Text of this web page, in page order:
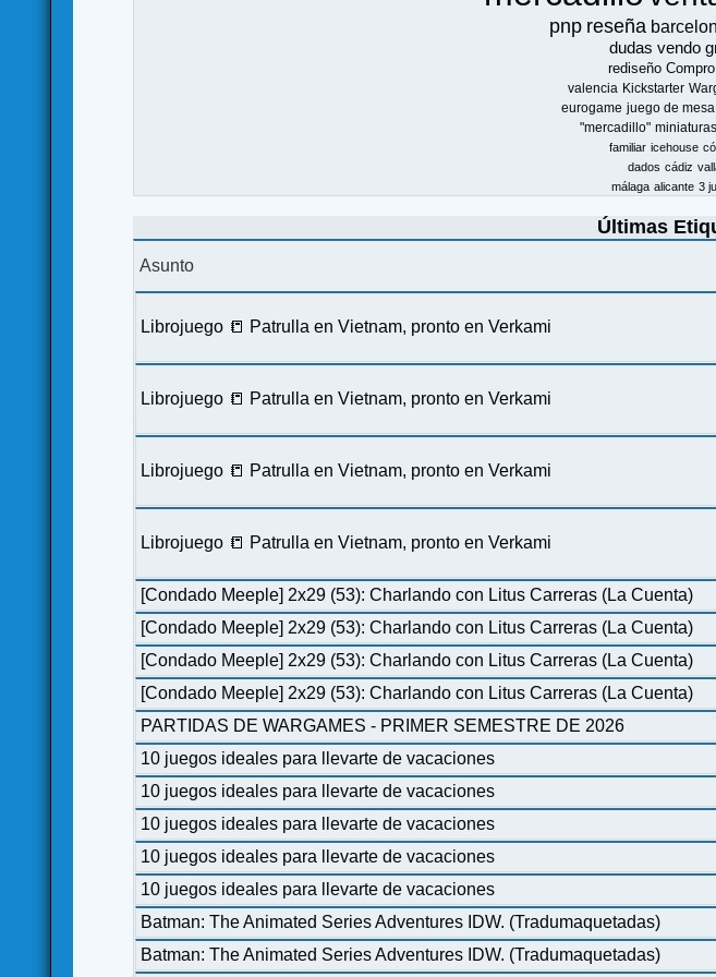
pnp reseña
dudas vendo
rediseño Compro
valencia Kickstarter
eurogame juego de mesa
"mercadillo" miniaturas
familiar icehouse
dados cádiz
málaga alicante 3
Últimas
Asunto
Librojuego 📒 Patrulla en Vietnam, pronto en Verkami
Librojuego 📒 Patrulla en Vietnam, pronto en Verkami
Librojuego 📒 Patrulla en Vietnam, pronto en Verkami
Librojuego 📒 Patrulla en Vietnam, pronto en Verkami
[Condado Meeple] 2x29 (53): Charlando con Litus Carreras (La Cuenta)
[Condado Meeple] 2x29 (53): Charlando con Litus Carreras (La Cuenta)
[Condado Meeple] 2x29 (53): Charlando con Litus Carreras (La Cuenta)
[Condado Meeple] 2x29 (53): Charlando con Litus Carreras (La Cuenta)
PARTIDAS DE WARGAMES - PRIMER SEMESTRE DE 2026
10 juegos ideales para llevarte de vacaciones
10 juegos ideales para llevarte de vacaciones
10 juegos ideales para llevarte de vacaciones
10 juegos ideales para llevarte de vacaciones
10 juegos ideales para llevarte de vacaciones
Batman: The Animated Series Adventures IDW. (Tradumaquetadas)
Batman: The Animated Series Adventures IDW. (Tradumaquetadas)